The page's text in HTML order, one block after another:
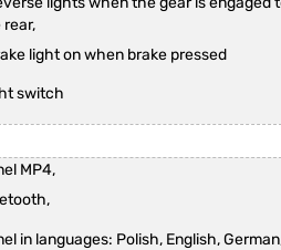
light on when brake pressed
switch
MP4,
in languages: Polish, English,